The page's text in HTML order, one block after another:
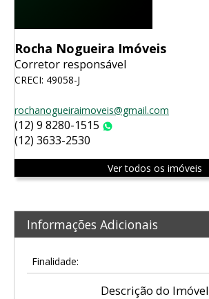
Rocha Nogueira Imóveis
Corretor responsável
CRECI: 49058-J
rochanogueiraimoveis@gmail.com
(12) 9 8280-1515
(12) 3633-2530
Ver todos os imóveis
Informações Adicionais
Finalidade:
Descrição do Imóvel